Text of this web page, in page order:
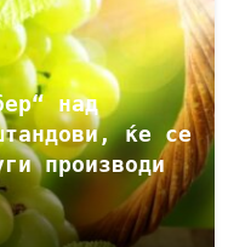
над
ќе се
производи